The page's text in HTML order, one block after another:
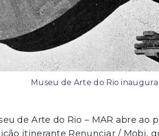
Museu de Arte do Rio
de Arte do Rio – MAR abre ao
itinerante Renunciar / Mobi,